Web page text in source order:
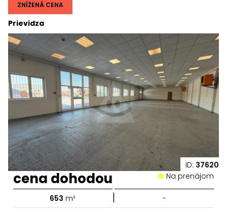
ID: 37620
Prievidza
ZNÍŽENÁ CENA
cena dohodou Na prenájom
653 m² | -